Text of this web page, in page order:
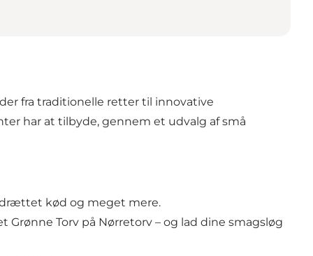
fra traditionelle retter til innovative
har at tilbyde, gennem et udvalg af små
kød og meget mere.
Torv på Nørretorv – og lad dine smagsløg